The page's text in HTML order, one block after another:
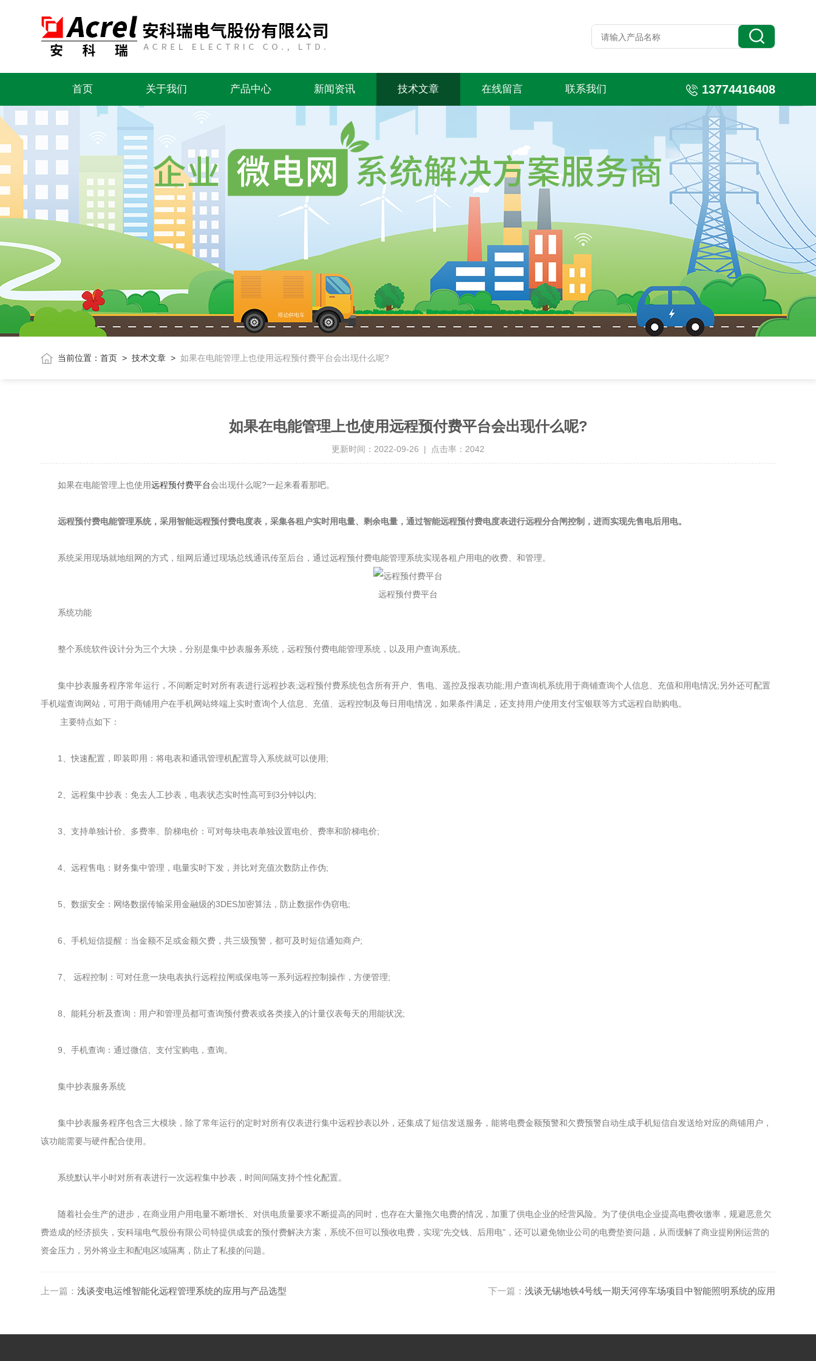
首页 关于我们 产品中心 新闻资讯 技术文章 在线留言 联系我们 13774416408
当前位置：首页 >技术文章 >如果在电能管理上也使用远程预付费平台会出现什么呢?
如果在电能管理上也使用远程预付费平台会出现什么呢?
更新时间：2022-09-26 | 点击率：2042
如果在电能管理上也使用远程预付费平台会出现什么呢?一起来看看那吧。
远程预付费电能管理系统，采用智能远程预付费电度表，采集各租户实时用电量、剩余电量，通过智能远程预付费电度表进行远程分合闸控制，进而实现先售电后用电。
系统采用现场就地组网的方式，组网后通过现场总线通讯传至后台，通过远程预付费电能管理系统实现各租户用电的收费、和管理。
远程预付费平台
系统功能
整个系统软件设计分为三个大块，分别是集中抄表服务系统，远程预付费电能管理系统，以及用户查询系统。
集中抄表服务程序常年运行，不间断定时对所有表进行远程抄表;远程预付费系统包含所有开户、售电、遥控及报表功能;用户查询机系统用于商铺查询个人信息、充值和用电情况;另外还可配置
手机端查询网站，可用于商铺用户在手机网站终端上实时查询个人信息、充值、远程控制及每日用电情况，如果条件满足，还支持用户使用支付宝银联等方式远程自助购电。
主要特点如下：
1、快速配置，即装即用：将电表和通讯管理机配置导入系统就可以使用;
2、远程集中抄表：免去人工抄表，电表状态实时性高可到3分钟以内;
3、支持单独计价、多费率、阶梯电价：可对每块电表单独设置电价、费率和阶梯电价;
4、远程售电：财务集中管理，电量实时下发，并比对充值次数防止作伪;
5、数据安全：网络数据传输采用金融级的3DES加密算法，防止数据作伪窃电;
6、手机短信提醒：当金额不足或金额欠费，共三级预警，都可及时短信通知商户;
7、 远程控制：可对任意一块电表执行远程拉闸或保电等一系列远程控制操作，方便管理;
8、能耗分析及查询：用户和管理员都可查询预付费表或各类接入的计量仪表每天的用能状况;
9、手机查询：通过微信、支付宝购电，查询。
集中抄表服务系统
集中抄表服务程序包含三大模块，除了常年运行的定时对所有仪表进行集中远程抄表以外，还集成了短信发送服务，能将电费金额预警和欠费预警自动生成手机短信自发送给对应的商铺用户，
该功能需要与硬件配合使用。
系统默认半小时对所有表进行一次远程集中抄表，时间间隔支持个性化配置。
随着社会生产的进步，在商业用户用电量不断增长、对供电质量要求不断提高的同时，也存在大量拖欠电费的情况，加重了供电企业的经营风险。为了使供电企业提高电费收缴率，规避恶意欠
费造成的经济损失，安科瑞电气股份有限公司特提供成套的预付费解决方案，系统不但可以预收电费，实现“先交钱、后用电”，还可以避免物业公司的电费垫资问题，从而缓解了商业提刚刚运营的
资金压力，另外将业主和配电区域隔离，防止了私接的问题。
上一篇：浅谈变电运维智能化远程管理系统的应用与产品选型 下一篇： 浅谈无锡地铁4号线一期天河停车场项目中智能照明系统的应用